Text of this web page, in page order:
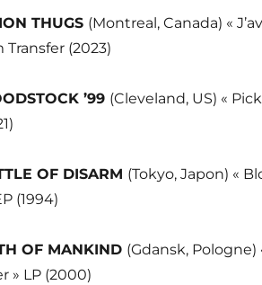
THUGS (Montreal, Canada) «
Transfer (2023)
’99 (Cleveland, US) «
OF DISARM (Tokyo, Japon) «
(1994)
OF MANKIND (Gdansk, Pologne)
» LP (2000)